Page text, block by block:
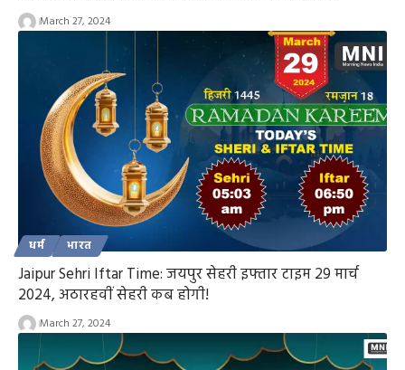
March 27, 2024
धर्म भारत
Jaipur Sehri Iftar Time: जयपुर सेहरी इफ्तार टाइम 29 मार्च
2024, अठारहवीं सेहरी कब होगी!
March 27, 2024